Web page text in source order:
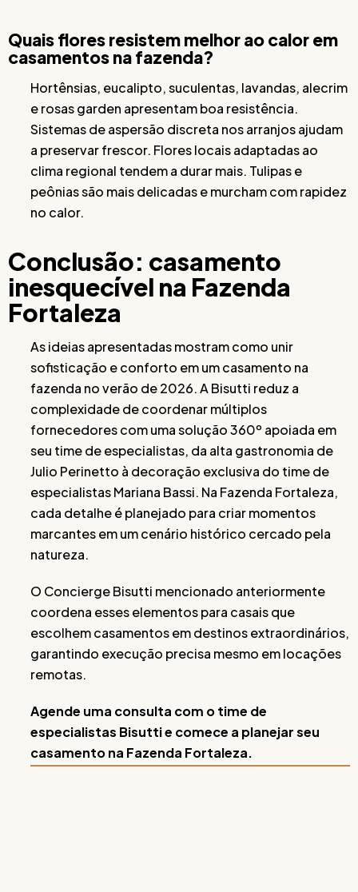
Quais flores resistem melhor ao calor em
casamentos na fazenda?
Hortênsias, eucalipto, suculentas, lavandas, alecrim
e rosas garden apresentam boa resistência.
Sistemas de aspersão discreta nos arranjos ajudam
a preservar frescor. Flores locais adaptadas ao
clima regional tendem a durar mais. Tulipas e
peônias são mais delicadas e murcham com rapidez
no calor.
Conclusão: casamento
inesquecível na Fazenda
Fortaleza
As ideias apresentadas mostram como unir
sofisticação e conforto em um casamento na
fazenda no verão de 2026. A Bisutti reduz a
complexidade de coordenar múltiplos
fornecedores com uma solução 360º apoiada em
seu time de especialistas, da alta gastronomia de
Julio Perinetto à decoração exclusiva do time de
especialistas Mariana Bassi. Na Fazenda Fortaleza,
cada detalhe é planejado para criar momentos
marcantes em um cenário histórico cercado pela
natureza.
O Concierge Bisutti mencionado anteriormente
coordena esses elementos para casais que
escolhem casamentos em destinos extraordinários,
garantindo execução precisa mesmo em locações
remotas.
Agende uma consulta com o time de
especialistas Bisutti e comece a planejar seu
casamento na Fazenda Fortaleza.